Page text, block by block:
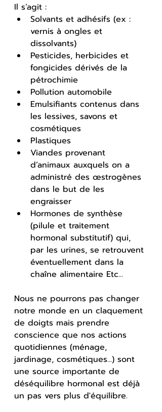
Il s’agit :
Solvants et adhésifs (ex :
vernis à ongles et
dissolvants)
Pesticides, herbicides et
fongicides dérivés de la
pétrochimie
Pollution automobile
Emulsifiants contenus dans
les lessives, savons et
cosmétiques
Plastiques
Viandes provenant
d’animaux auxquels on a
administré des œstrogènes
dans le but de les
engraisser
Hormones de synthèse
(pilule et traitement
hormonal substitutif) qui,
par les urines, se retrouvent
éventuellement dans la
chaîne alimentaire Etc...
Nous ne pourrons pas changer
notre monde en un claquement
de doigts mais prendre
conscience que nos actions
quotidiennes (ménage,
jardinage, cosmétiques...) sont
une source importante de
déséquilibre hormonal est déjà
un pas vers plus d'équilibre.